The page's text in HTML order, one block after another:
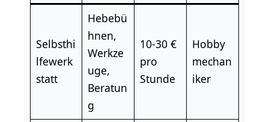
Selbsthi
lfewerk
statt
Hebebü
hnen,
Werkze
uge,
Beratun
g
10-30 €
pro
Stunde
Hobby
mechan
iker